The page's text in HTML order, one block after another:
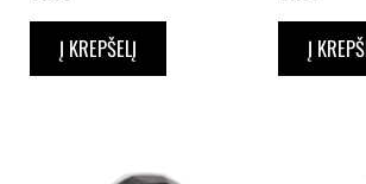
Į KREPŠELĮ Į